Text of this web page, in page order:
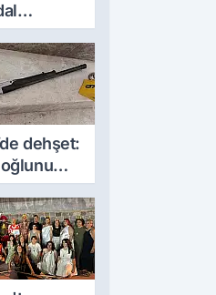
Levent
aldı,
ettik'
dehşet: